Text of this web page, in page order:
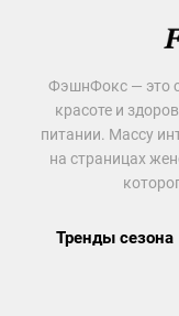
ФэшнФокс — это
красоте и
питании. Массу
на страницах
Тренды сезона